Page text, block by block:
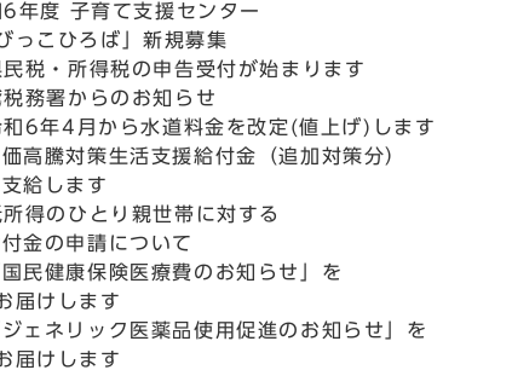
度 子育て支援センター
ひろば」新規募集
・所得税の申告受付が始まります
務署からのお知らせ
年4月から水道料金を改定(値上げ)します
対策生活支援給付金（追加対策分）
ます
のひとり親世帯に対する
申請について
康保険医療費のお知らせ」を
します
リック医薬品使用促進のお知らせ」を
します